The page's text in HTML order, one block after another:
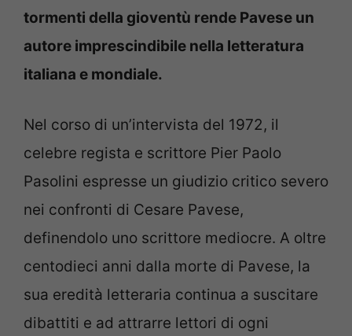
tormenti della gioventù rende Pavese un
autore imprescindibile nella letteratura
italiana e mondiale.
Nel corso di un’intervista del 1972, il
celebre regista e scrittore Pier Paolo
Pasolini espresse un giudizio critico severo
nei confronti di Cesare Pavese,
definendolo uno scrittore mediocre. A oltre
centodieci anni dalla morte di Pavese, la
sua eredità letteraria continua a suscitare
dibattiti e ad attrarre lettori di ogni